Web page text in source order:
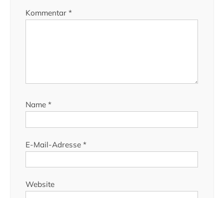
Kommentar *
Name *
E-Mail-Adresse *
Website